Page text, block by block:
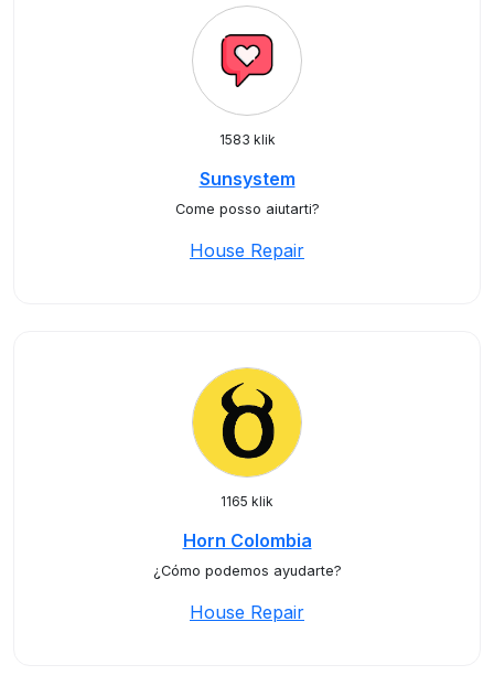
1583 klik
Sunsystem
Come posso aiutarti?
House Repair
1165 klik
Horn Colombia
¿Cómo podemos ayudarte?
House Repair